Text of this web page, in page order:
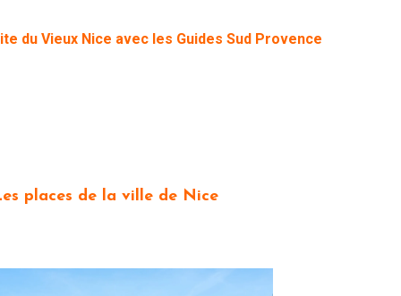
du Vieux Nice avec les Guides Sud Provence
places de la ville de Nice